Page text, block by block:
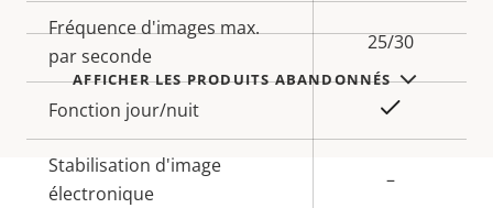
propriété
propriété
Fréquence d'images max.
par seconde
25/30
Fonction jour/nuit
Stabilisation d'image
électronique
–
AFFICHER LES PRODUITS ABANDONNÉS